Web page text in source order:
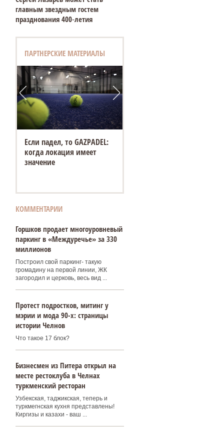
главным звездным гостем
празднования 400‑летия
ПАРТНЕРСКИЕ МАТЕРИАЛЫ
Если падел, то GAZPADEL:
когда локация имеет
значение
КОММЕНТАРИИ
Горшков продает многоуровневый
паркинг в «Междуречье» за 330
миллионов
Построил свой паркинг- такую
громадину на первой линии, ЖК
загородил и церковь, весь вид ...
Протест подростков, митинг у
мэрии и мода 90-х: страницы
истории Челнов
Что такое 17 блок?
Бизнесмен из Питера открыл на
месте рестоклуба в Челнах
туркменский ресторан
Узбекская, таджикская, теперь и
туркмегнская кухня представлены!
Киргизы и казахи - ваш ...